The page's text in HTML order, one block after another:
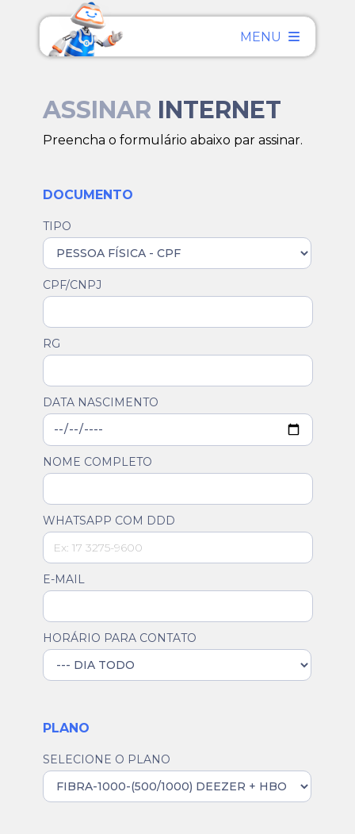
MENU
ASSINAR INTERNET
Preencha o formulário abaixo par assinar.
DOCUMENTO
TIPO
CPF/CNPJ
RG
DATA NASCIMENTO
NOME COMPLETO
WHATSAPP COM DDD
E-MAIL
HORÁRIO PARA CONTATO
PLANO
SELECIONE O PLANO